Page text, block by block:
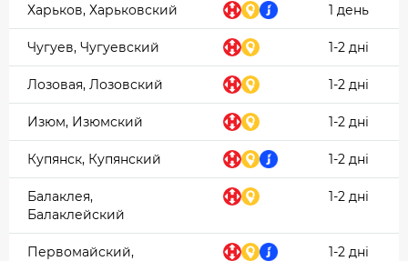
Харьков, Харьковский 1 день
Чугуев, Чугуевский 1-2 дні
Лозовая, Лозовский 1-2 дні
Изюм, Изюмский 1-2 дні
Купянск, Купянский 1-2 дні
Балаклея,
Балаклейский
1-2 дні
Первомайский,
1-2 дні